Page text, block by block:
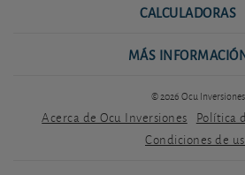
CALCULADORAS
MÁS
© 2026 Ocu Inversiones
Acerca de Ocu Inversiones Política
Condiciones de